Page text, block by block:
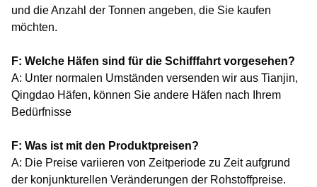
und die Anzahl der Tonnen angeben, die Sie kaufen
möchten.
F: Welche Häfen sind für die Schifffahrt vorgesehen?
A: Unter normalen Umständen versenden wir aus Tianjin,
Qingdao Häfen, können Sie andere Häfen nach Ihrem
Bedürfnisse
F: Was ist mit den Produktpreisen?
A: Die Preise variieren von Zeitperiode zu Zeit aufgrund
der konjunkturellen Veränderungen der Rohstoffpreise.